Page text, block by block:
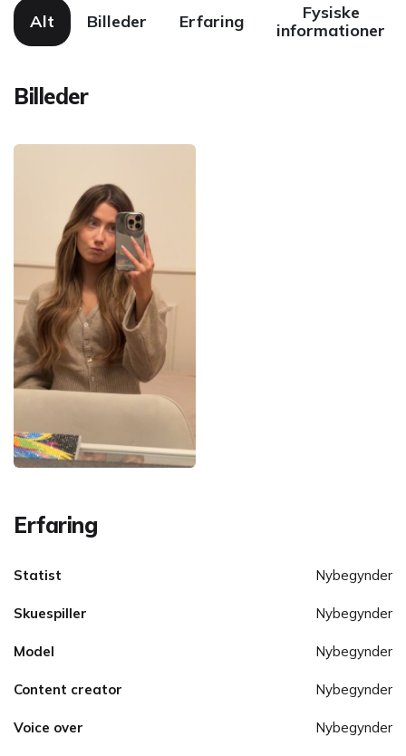
Alt Billeder Erfaring
Fysiske
informationer
Billeder
Erfaring
Statist Nybegynder
Skuespiller Nybegynder
Model Nybegynder
Content creator Nybegynder
Voice over Nybegynder